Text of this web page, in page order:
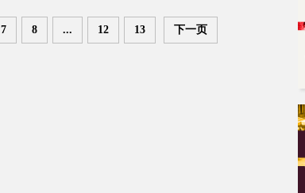
7 8 ... 12 13 下一页